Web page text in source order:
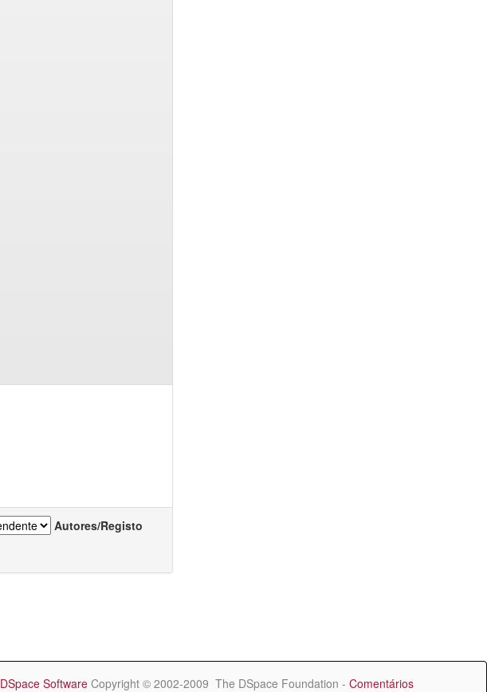
Autores/Registo
DSpace Software Copyright © 2002-2009 The DSpace Foundation - Comentários